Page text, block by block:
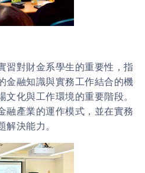
對財金系學生的重要性，指
金融知識與實務工作結合的機
化與工作環境的重要階段。
融產業的運作模式，並在實務
決能力。